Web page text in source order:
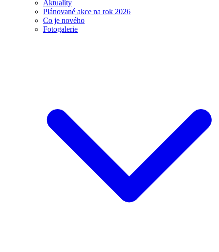
Aktuality
Plánované akce na rok 2026
Co je nového
Fotogalerie